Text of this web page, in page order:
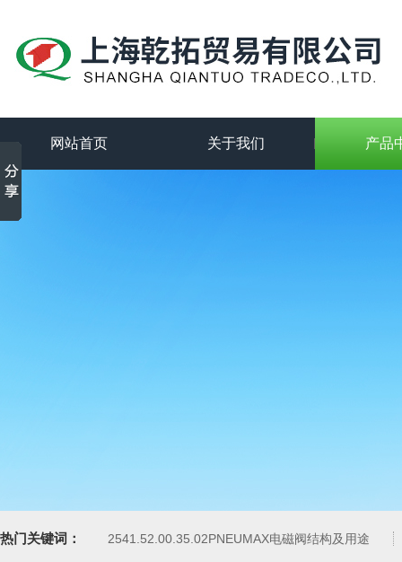
网站首页 关于我们 产品
热门关键词： 2541.52.00.35.02PNEUMAX电磁阀结构及用途